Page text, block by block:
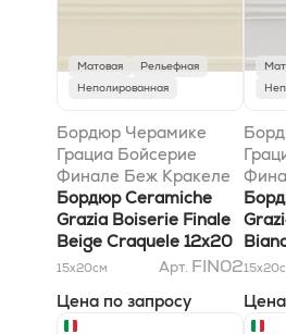
Матовая
Рельефная
Неполированная
Бордюр Черамике
Грациа Бойсерие
Финале Беж Кракеле
12x20
Бордюр Ceramiche
Grazia Boiserie Finale
Beige Craquele 12x20
15x20см Арт. FIN02
Цена по запросу
15x20